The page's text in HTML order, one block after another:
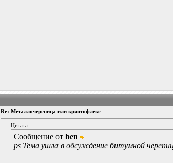
Re: Металлочерепица или криптофлекс
Цитата:
Сообщение отben
ps Тема ушла в обсуждение битумной